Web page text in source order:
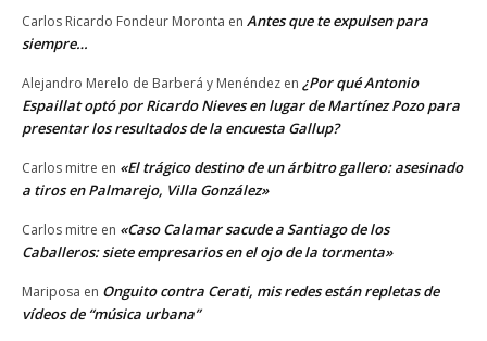
Carlos Ricardo Fondeur Moronta en Antes que te expulsen para
siempre…
Alejandro Merelo de Barberá y Menéndez en ¿Por qué Antonio
Espaillat optó por Ricardo Nieves en lugar de Martínez Pozo para
presentar los resultados de la encuesta Gallup?
Carlos mitre en «El trágico destino de un árbitro gallero: asesinado
a tiros en Palmarejo, Villa González»
Carlos mitre en «Caso Calamar sacude a Santiago de los
Caballeros: siete empresarios en el ojo de la tormenta»
Mariposa en Onguito contra Cerati, mis redes están repletas de
vídeos de “música urbana”